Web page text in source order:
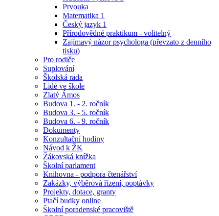
Prvouka
Matematika 1
Český jazyk 1
Přírodovědné praktikum - volitelný
Zajímavý názor psychologa (převzato z denního
tisku)
Pro rodiče
Suplování
Školská rada
Lidé ve škole
Zlatý Ámos
Budova 1. - 2. ročník
Budova 3. - 5. ročník
Budova 6. - 9. ročník
Dokumenty
Konzultační hodiny
Návod k ŽK
Žákovská knížka
Školní parlament
Knihovna - podpora čtenářství
Zakázky, výběrová řízení, poptávky
Projekty, dotace, granty
Ptačí budky online
Školní poradenské pracoviště